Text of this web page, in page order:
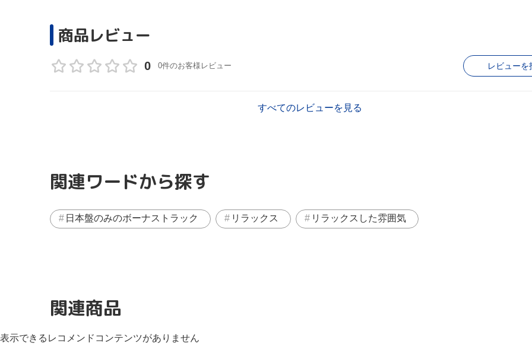
商品レビュー
0 0件のお客様レビュー レビューを
すべてのレビューを見る
関連ワードから探す
日本盤のみのボーナストラック リラックス リラックスした雰囲気
関連商品
表示できるレコメンドコンテンツがありません